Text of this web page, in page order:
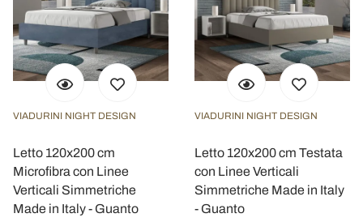
VIADURINI NIGHT DESIGN
Letto 120x200 cm
Microfibra con Linee
Verticali Simmetriche
Made in Italy - Guanto
VIADURINI NIGHT DESIGN
Letto 120x200 cm Testata
con Linee Verticali
Simmetriche Made in Italy
- Guanto